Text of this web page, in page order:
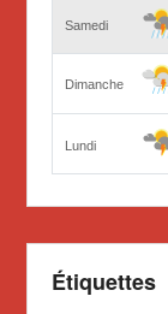
Étiquettes